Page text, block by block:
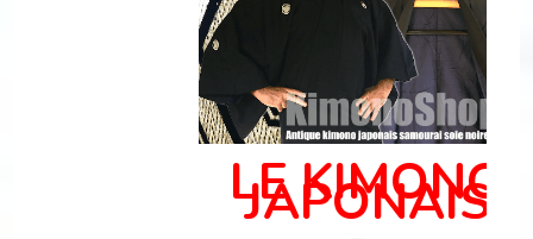
LE KIMONO
JAPONAIS